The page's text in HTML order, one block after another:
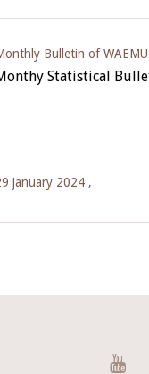
Bulletin of
Statistical
january 2024 ,